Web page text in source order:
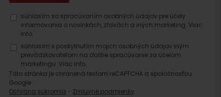
súhlasím so spracúvaním osobných údajov pre účely
informovania o novinkách, zľavách a iných marketing. Viac
info.
súhlasím s poskytnutím mojich osobných údajov iným
prevádzkovateľom na ďalšie spracúvanie za účelom
marketingu. Viac info.
Táto stránka je chránená testom reCAPTCHA a spoločnosťou
Google.
Ochrana súkromia - Zmluvné podmienky